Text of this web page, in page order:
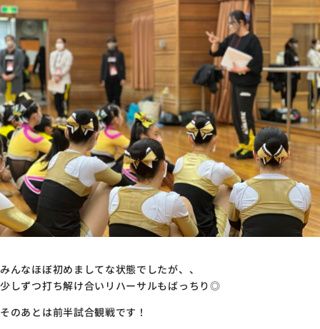
みんなほぼ初めましてな状態でしたが、、
少しずつ打ち解け合いリハーサルもばっちり◎
そのあとは前半試合観戦です！